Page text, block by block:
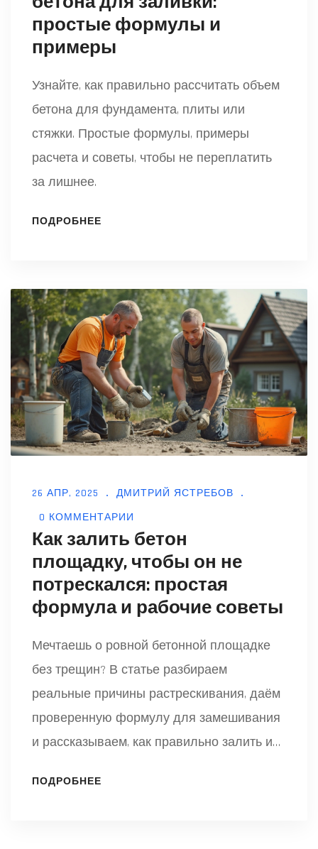
простые формулы и
примеры
Узнайте, как правильно рассчитать объем
бетона для фундамента, плиты или
стяжки. Простые формулы, примеры
расчета и советы, чтобы не переплатить
за лишнее.
ПОДРОБНЕЕ
26 АПР, 2025
ДМИТРИЙ ЯСТРЕБОВ
0 КОММЕНТАРИИ
Как залить бетон
площадку, чтобы он не
потрескался: простая
формула и рабочие советы
Мечтаешь о ровной бетонной площадке
без трещин? В статье разбираем
реальные причины растрескивания, даём
проверенную формулу для замешивания
и рассказываем, как правильно залить и
температуру и секрет защиты бетона в
ПОДРОБНЕЕ